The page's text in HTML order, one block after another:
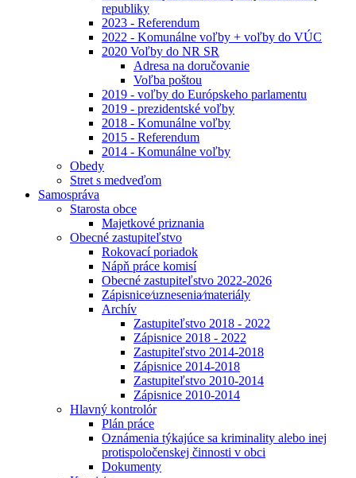
republiky
2023 - Referendum
2022 - Komunálne voľby + voľby do VÚC
2020 Voľby do NR SR
Adresa na doručovanie
Voľba poštou
2019 - voľby do Európskeho parlamentu
2019 - prezidentské voľby
2018 - Komunálne voľby
2015 - Referendum
2014 - Komunálne voľby
Obedy
Stret s medveďom
Samospráva
Starosta obce
Majetkové priznania
Obecné zastupiteľstvo
Rokovací poriadok
Nápň práce komisí
Obecné zastupiteľstvo 2022-2026
Zápisnice⁄uznesenia⁄materiály
Archív
Zastupiteľstvo 2018 - 2022
Zápisnice 2018 - 2022
Zastupiteľstvo 2014-2018
Zápisnice 2014-2018
Zastupiteľstvo 2010-2014
Zápisnice 2010-2014
Hlavný kontrolór
Plán práce
Oznámenia týkajúce sa kriminality alebo inej
protispoločenskej činnosti v obci
Dokumenty